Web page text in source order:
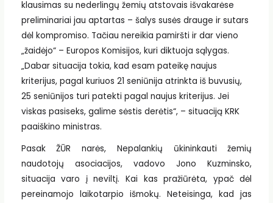
klausimas su nederlingų žemių atstovais išvakarėse
preliminariai jau aptartas – šalys susės drauge ir sutars
dėl kompromiso. Tačiau nereikia pamiršti ir dar vieno
„žaidėjo“ – Europos Komisijos, kuri diktuoja sąlygas.
„Dabar situacija tokia, kad esam pateikę naujus
kriterijus, pagal kuriuos 21 seniūnija atrinkta iš buvusių,
25 seniūnijos turi patekti pagal naujus kriterijus. Jei
viskas pasiseks, galime sėstis derėtis“, – situaciją KRK
paaiškino ministras.
Pasak ŽŪR narės, Nepalankių ūkininkauti žemių
naudotojų asociacijos, vadovo Jono Kuzminsko,
situacija varo į neviltį. Kai kas pražiūrėta, ypač dėl
pereinamojo laikotarpio išmokų. Neteisinga, kad jas